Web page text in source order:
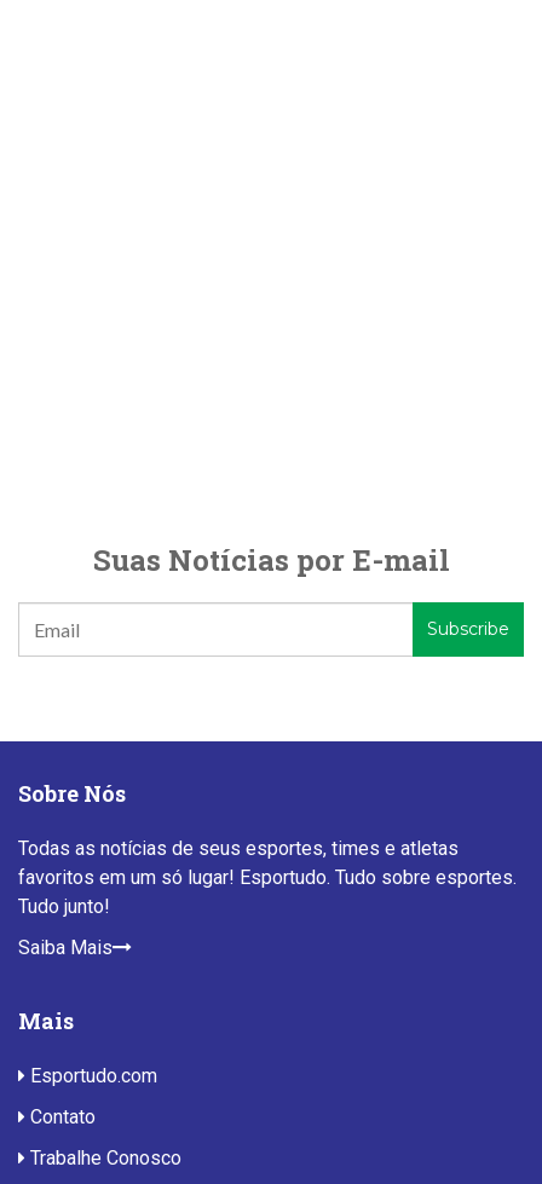
Suas Notícias por E-mail
Sobre Nós
Todas as notícias de seus esportes, times e atletas
favoritos em um só lugar! Esportudo. Tudo sobre esportes.
Tudo junto!
Saiba Mais
Mais
Esportudo.com
Contato
Trabalhe Conosco